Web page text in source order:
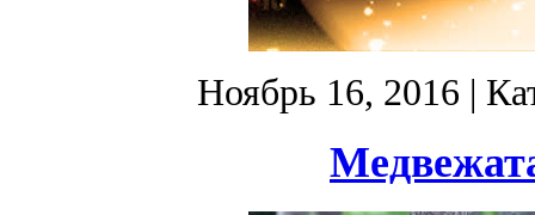
Ноябрь 16, 2016 |